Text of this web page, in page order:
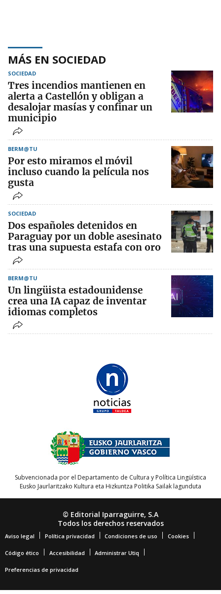
MÁS EN SOCIEDAD
SOCIEDAD
Tres incendios mantienen en
alerta a Castellón y obligan a
desalojar masías y confinar un
municipio
BERM@TU
Por esto miramos el móvil
incluso cuando la película nos
gusta
SOCIEDAD
Dos españoles detenidos en
Paraguay por un doble asesinato
tras una supuesta estafa con oro
BERM@TU
Un lingüista estadounidense
crea una IA capaz de inventar
idiomas completos
Subvencionada por el Departamento de Cultura y Política Lingüística
Eusko Jaurlaritzako Kultura eta Hizkuntza Politika Sailak lagunduta
© Editorial Iparraguirre, S.A
Todos los derechos reservados
Aviso legal Política privacidad Condiciones de uso Cookies
Código ético Accesibilidad Administrar Utiq
Preferencias de privacidad